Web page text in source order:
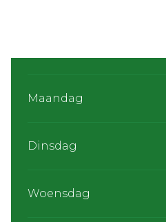
Maandag
Dinsdag
Woensdag